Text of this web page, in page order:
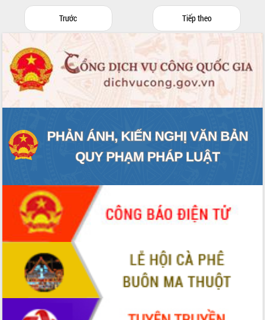
Hội nghị triển khai kết nối mạng
truyền số liệu chuyên dùng phục vụ cơ
Lễ phát động chuỗi hoạt động chung
tay làm sạch môi trường
Xã Ea Kar bước chuyển mình trong
công tác cải cách hành chính mô hình
năm 2026
Hội thảo khoa học “Giải pháp thúc đẩy
phát triển nền kinh tế xanh tại tỉnh
Tăng cường giám sát, đôn đốc thực
hiện nhiệm vụ quản lý tài sản công
hàng tuần
Tháo gỡ những vướng mắc, đẩy mạnh
công tác cải cách thủ tục hành chính
tại Trung tâm Phục vụ hành chính
công tỉnh
Đắk Lắk: Tôn vinh 46 giải pháp tại Hội
thi Sáng tạo Kỹ thuật 2024 - 2025
Đắk Lắk rà soát, điều chỉnh Đề án 190
về phát triển nuôi trồng thủy sản
Trước Tiếp theo